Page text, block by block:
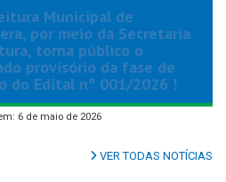
Municipal de
por meio da Secretaria
torna público o
provisório da fase de
do Edital nº 001/2026 !
6 de maio de 2026
VER TODAS NOTÍCIAS